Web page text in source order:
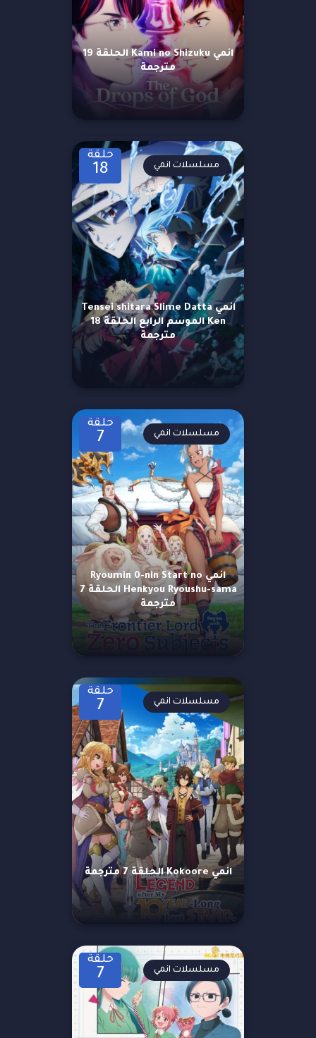
انمي Kami no Shizuku الحلقة 19
مترجمة
حلقة
18
انمي Tensei shitara Slime Datta
Ken الموسم الرابع الحلقة 18
مترجمة
مسلسلات انمي
حلقة
7
انمي Ryoumin 0-nin Start no
Henkyou Ryoushu-sama الحلقة 7
مترجمة
مسلسلات انمي
حلقة
7
انمي Kokoore الحلقة 7 مترجمة
مسلسلات انمي
حلقة
7 مسلسلات انمي